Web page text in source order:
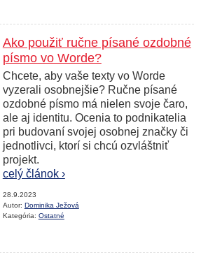
Ako použiť ručne písané ozdobné
písmo vo Worde?
Chcete, aby vaše texty vo Worde
vyzerali osobnejšie? Ručne písané
ozdobné písmo má nielen svoje čaro,
ale aj identitu. Ocenia to podnikatelia
pri budovaní svojej osobnej značky či
jednotlivci, ktorí si chcú ozvláštniť
projekt.
celý článok ›
28.9.2023
Autor: Dominika Ježová
Kategória: Ostatné